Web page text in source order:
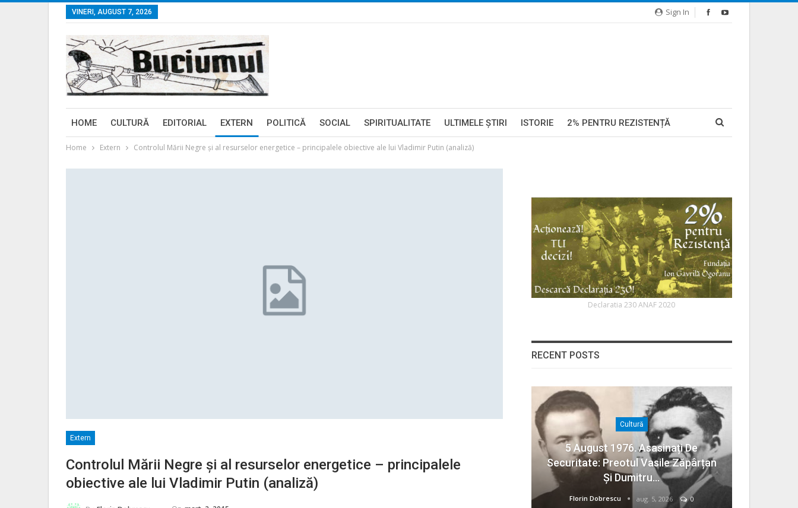
Sign In
VINERI, AUGUST 7, 2026
HOME CULTURĂ EDITORIAL EXTERN POLITICĂ SOCIAL SPIRITUALITATE ULTIMELE ŞTIRI ISTORIE 2% PENTRU REZISTENȚĂ
Home Extern Controlul Mării Negre și al resurselor energetice – principalele obiective ale lui Vladimir Putin (analiză)
Extern
Controlul Mării Negre și al resurselor energetice – principalele
obiective ale lui Vladimir Putin (analiză)
Declaratia 230 ANAF 2020
RECENT POSTS
Cultură
5 August 1976. Asasinați De
Securitate: Preotul Vasile Zăpârțan
Și Dumitru…
Florin Dobrescu aug. 5, 2026 0